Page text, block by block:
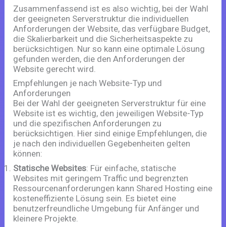
Zusammenfassend ist es also wichtig, bei der Wahl
der geeigneten Serverstruktur die individuellen
Anforderungen der Website, das verfügbare Budget,
die Skalierbarkeit und die Sicherheitsaspekte zu
berücksichtigen. Nur so kann eine optimale Lösung
gefunden werden, die den Anforderungen der
Website gerecht wird.
Empfehlungen je nach Website-Typ und
Anforderungen
Bei der Wahl der geeigneten Serverstruktur für eine
Website ist es wichtig, den jeweiligen Website-Typ
und die spezifischen Anforderungen zu
berücksichtigen. Hier sind einige Empfehlungen, die
je nach den individuellen Gegebenheiten gelten
können:
Statische Websites: Für einfache, statische
Websites mit geringem Traffic und begrenzten
Ressourcenanforderungen kann Shared Hosting eine
kosteneffiziente Lösung sein. Es bietet eine
benutzerfreundliche Umgebung für Anfänger und
kleinere Projekte.